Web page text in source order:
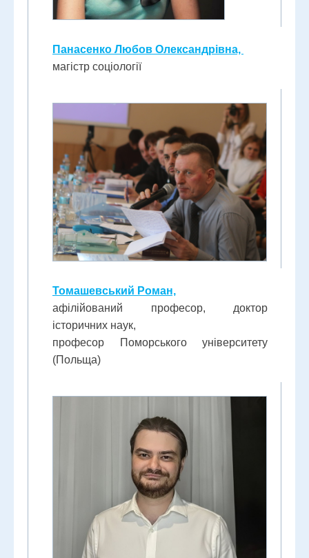
Панасенко Любов Олександрівна,
магістр соціології
Томашевський Роман,
афілійований професор, доктор
історичних наук,
професор Поморського університету
(Польща)